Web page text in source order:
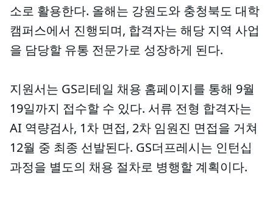
소로 활용한다. 올해는 강원도와 충청북도 대학
캠퍼스에서 진행되며, 합격자는 해당 지역 사업
을 담당할 유통 전문가로 성장하게 된다.
지원서는 GS리테일 채용 홈페이지를 통해 9월
19일까지 접수할 수 있다. 서류 전형 합격자는
AI 역량검사, 1차 면접, 2차 임원진 면접을 거쳐
12월 중 최종 선발된다. GS더프레시는 인턴십
과정을 별도의 채용 절차로 병행할 계획이다.